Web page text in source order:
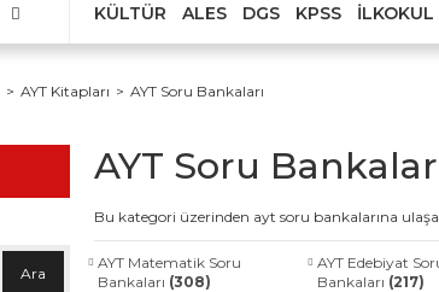
KÜLTÜR ALES DGS KPSS İLKOKUL
AYT Kitapları AYT Soru Bankaları
Ara
AYT Soru
Bu kategori üzerinden ayt soru bankalarına
AYT Matematik Soru
Bankaları (308)
AYT Edebiyat
Bankaları (217)